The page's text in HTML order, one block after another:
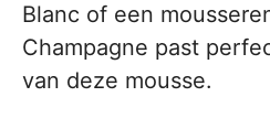
Blanc of een
Champagne past
van deze mousse.